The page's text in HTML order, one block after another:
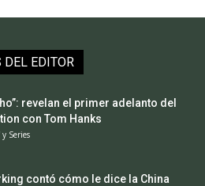
DEL EDITOR
revelan el primer adelanto del
con Tom Hanks
Series
contó cómo le dice la China